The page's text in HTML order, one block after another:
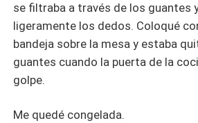
se filtraba a través de los guantes
ligeramente los dedos. Coloqué
bandeja sobre la mesa y estaba
guantes cuando la puerta de la
golpe.
Me quedé congelada.